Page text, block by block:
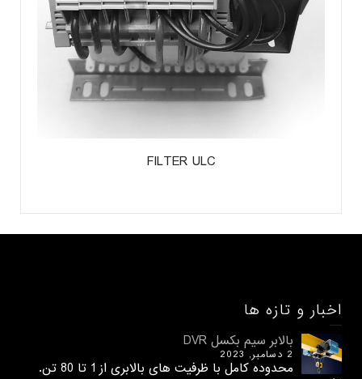
FILTER ULC
اخبار و تازه ها
بالابر سیم بکسل DVR
2 دسامبر, 2023
محدوده کامل با ظرفیت های بالابری از 1 تا 80 تن.